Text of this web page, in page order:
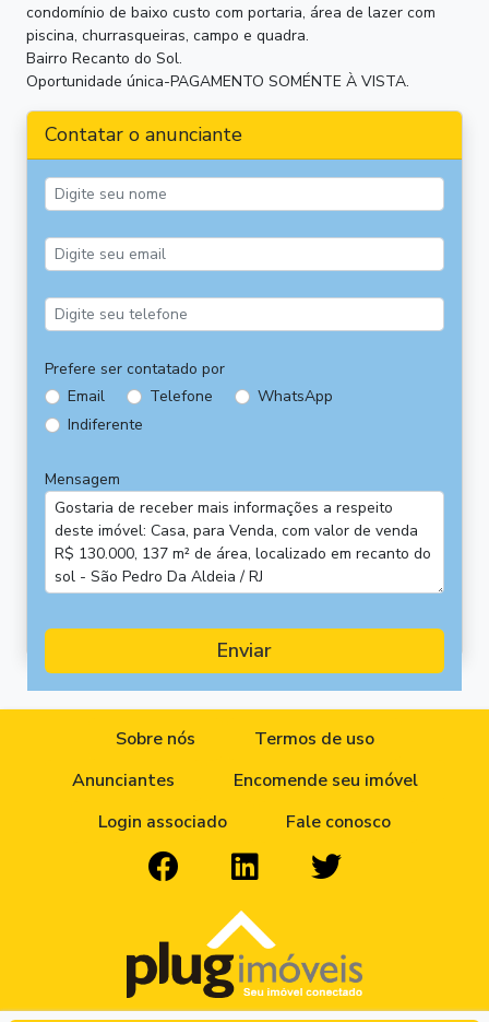
condomínio de baixo custo com portaria, área de lazer com
piscina, churrasqueiras, campo e quadra.
Bairro Recanto do Sol.
Oportunidade única-PAGAMENTO SOMÉNTE À VISTA.
Contatar o anunciante
Prefere ser contatado por
Email
Telefone
WhatsApp
Indiferente
Mensagem
Enviar
Sobre nós
Termos de uso
Anunciantes
Encomende seu imóvel
Login associado
Fale conosco